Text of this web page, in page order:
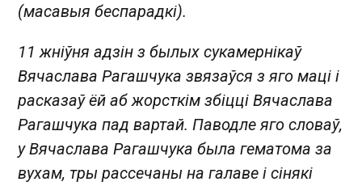
(масавыя беспарадкі).
11 жніўня адзін з былых сукамернікаў
Вячаслава Рагашчука звязаўся з яго маці і
расказаў ёй аб жорсткім збіцці Вячаслава
Рагашчука пад вартай. Паводле яго словаў,
у Вячаслава Рагашчука была гематома за
вухам, тры рассечаны на галаве і сінякі